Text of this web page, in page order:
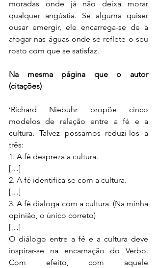
moradas onde já não deixa morar
qualquer angústia. Se alguma quiser
ousar emergir, ele encarrega-se de a
afogar nas águas onde se reflete o seu
rosto com que se satisfaz.
Na mesma página que o autor
(citações)
‘Richard Niebuhr propõe cinco
modelos de relação entre a fé e a
cultura. Talvez possamos reduzi-los a
três:
1. A fé despreza a cultura.
[…]
2. A fé identifica-se com a cultura.
[…]
3. A fé dialoga com a cultura. (Na minha
opinião, o único correto)
[…]
O diálogo entre a fé e a cultura deve
inspirar-se na encarnação do Verbo.
Com efeito, com aquele